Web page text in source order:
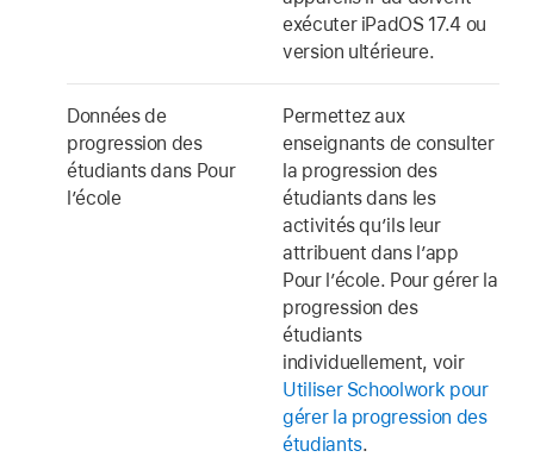
exécuter iPadOS 17.4ou
version ultérieure.
Données de
progression des
étudiants dans Pour
l’école
Permettez aux
enseignants de consulter
la progression des
étudiants dans les
activités qu’ils leur
attribuent dans l’app
Pour l’école. Pour gérer la
progression des
étudiants
individuellement, voir
Utiliser Schoolwork pour
gérer la progression des
étudiants.